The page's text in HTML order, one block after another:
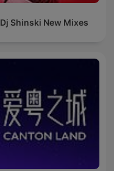
Dj Shinski New Mixes